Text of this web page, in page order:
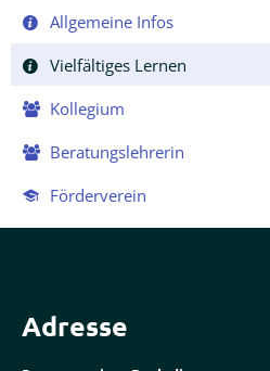
Navigation
überspringen
Allgemeine Infos
Vielfältiges Lernen
Kollegium
Beratungslehrerin
Förderverein
Adresse